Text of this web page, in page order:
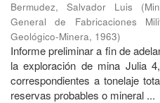
Bermudez, Salvador Luis (
General de Fabricaciones
Geológico-Minera, 1963)
Informe preliminar a fin de
la exploración de mina Julia
correspondientes a tonelaje
reservas probables o mineral ...